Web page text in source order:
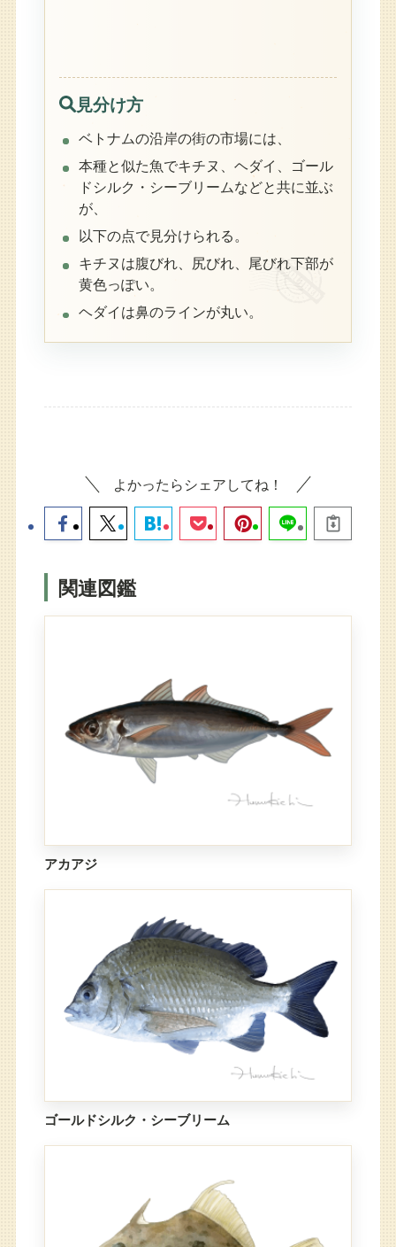
見分け方
ベトナムの沿岸の街の市場には、
本種と似た魚でキチヌ、ヘダイ、ゴール
ドシルク・シーブリームなどと共に並ぶ
が、
以下の点で見分けられる。
キチヌは腹びれ、尻びれ、尾びれ下部が
黄色っぽい。
ヘダイは鼻のラインが丸い。
よかったらシェアしてね！
関連図鑑
アカアジ
ゴールドシルク・シーブリーム